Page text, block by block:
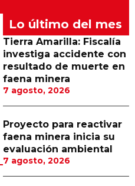
Lo último del mes
Tierra Amarilla: Fiscalía
investiga accidente con
resultado de muerte en
faena minera
7 agosto, 2026
Proyecto para reactivar
faena minera inicia su
evaluación ambiental
7 agosto, 2026